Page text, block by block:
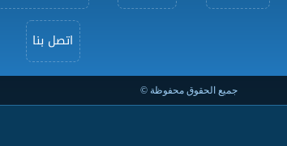
اتصل بنا
جميع الحقوق محفوظة ©